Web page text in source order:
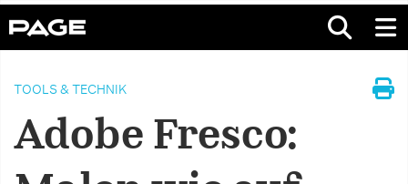
TOOLS & TECHNIK
Adobe Fresco: